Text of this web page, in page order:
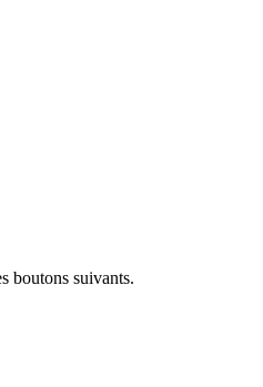
boutons suivants.